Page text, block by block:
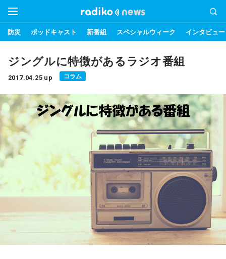
防災 ポッドキャスト 新番組 スペシャルウィーク インタビュー
ジングルに特徴があるラジオ番組
2017.04.25 up コラム